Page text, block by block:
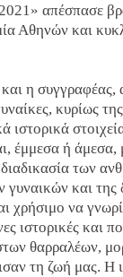
απέσπασε
Αθηνών και
η συγγραφέας,
κυρίως
ιστορικά
έμμεσα ή άμεσα,
των
γυναικών και της
χρήσιμο να
ιστορικές και
θαρραλέων,
τη ζωή μας. Η